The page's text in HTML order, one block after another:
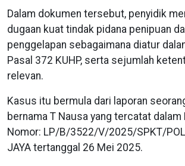
Dalam dokumen tersebut, penyidik
dugaan kuat tindak pidana penipuan
penggelapan sebagaimana diatur
Pasal 372 KUHP, serta sejumlah
relevan.
Kasus itu bermula dari laporan
bernama T Nausa yang tercatat dalam
Nomor: LP/B/3522/V/2025/SPKT/
JAYA tertanggal 26 Mei 2025.